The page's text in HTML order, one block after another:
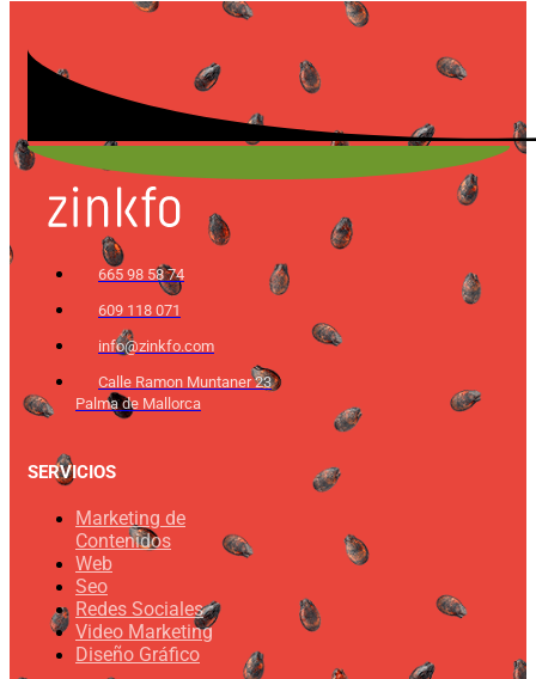
665 98 58 74
609 118 071
info@zinkfo.com
Calle Ramon Muntaner 23
Palma de Mallorca
SERVICIOS
Marketing de
Contenidos
Web
Seo
Redes Sociales
Video Marketing
Diseño Gráfico